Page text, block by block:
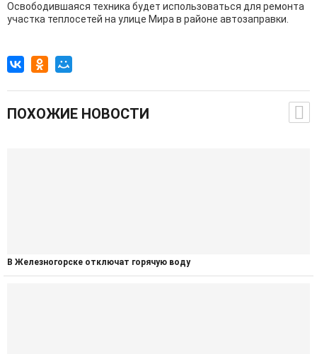
Освободившаяся техника будет использоваться для ремонта
участка теплосетей на улице Мира в районе автозаправки.
ПОХОЖИЕ НОВОСТИ
В Железногорске отключат горячую воду